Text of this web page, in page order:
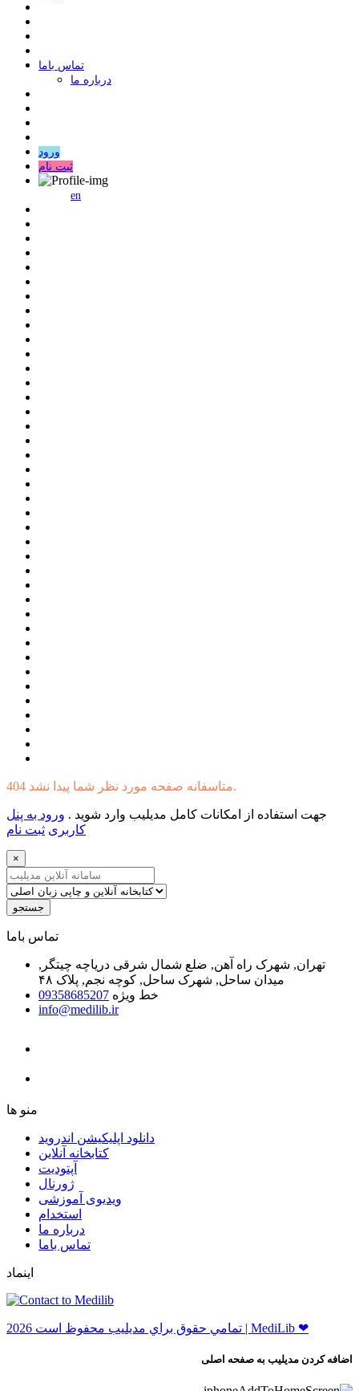
ﺗﻤﺎﺱ ﺑﺎﻣﺎ
درباره ما
ورود
ثبت نام
en
404 متاسفانه صفحه مورد نظر شما پیدا نشد.
جهت استفاده از امکانات کامل مدیلیب وارد شوید . ورود به پنل
کاربری ثبت نام
×
جستجو
ﺗﻤﺎﺱ ﺑﺎﻣﺎ
تهران, شهرک راه آهن, ضلع شمال شرقی دریاچه چیتگر,
میدان ساحل, شهرک ساحل, کوچه نجم, پلاک ۴۸
خط ویژه 09358685207
info@medilib.ir
ﻣﻨﻮ ﻫﺎ
دانلود اپلیکیشن اندروید
ﮐﺘﺎﺑﺨﺎﻧﻪ ﺁﻧﻼﯾﻦ
ﺁﭘﺘﻮﺩﯾﺖ
ﮊﻭﺭﻧﺎﻝ
ویدیوی آموزشی
استخدام
درباره ما
ﺗﻤﺎﺱ ﺑﺎﻣﺎ
اینماد
ﺗﻤﺎﻣﻲ ﺣﻘﻮﻕ ﺑﺮاﻱ ﻣﺪﻳﻠﻴﺐ ﻣﺤﻔﻮﻅ اﺳﺖ 2026 | MediLib ❤
اضافه کردن مدیلیب به صفحه اصلی